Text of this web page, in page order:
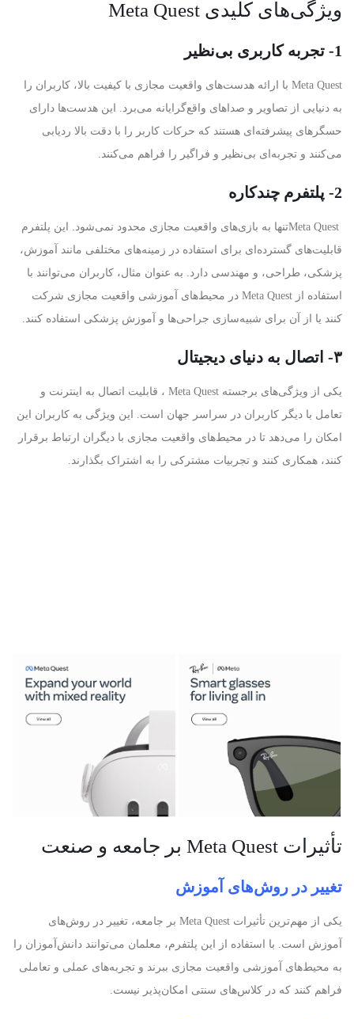
ویژگی‌های کلیدی Meta Quest
1- تجربه کاربری بی‌نظیر
Meta Quest با ارائه هدست‌های واقعیت مجازی با کیفیت بالا، کاربران را
به دنیایی از تصاویر و صداهای واقع‌گرایانه می‌برد. این هدست‌ها دارای
حسگرهای پیشرفته‌ای هستند که حرکات کاربر را با دقت بالا ردیابی
می‌کنند و تجربه‌ای بی‌نظیر و فراگیر را فراهم می‌کنند
2- پلتفرم چندکاره
Meta Questتنها به بازی‌های واقعیت مجازی محدود نمی‌شود. این پلتفرم
قابلیت‌های گسترده‌ای برای استفاده در زمینه‌های مختلفی مانند آموزش،
پزشکی، طراحی، و مهندسی دارد. به عنوان مثال، کاربران می‌توانند با
استفاده از Meta Quest در محیط‌های آموزشی واقعیت مجازی شرکت
کنند یا از آن برای شبیه‌سازی جراحی‌ها و آموزش پزشکی استفاده کنند
۳- اتصال به دنیای دیجیتال
یکی از ویژگی‌های برجسته Meta Quest ، قابلیت اتصال به اینترنت و
تعامل با دیگر کاربران در سراسر جهان است. این ویژگی به کاربران این
امکان را می‌دهد تا در محیط‌های واقعیت مجازی با دیگران ارتباط برقرار
کنند، همکاری کنند و تجربیات مشترکی را به اشتراک بگذارند
تأثیرات Meta Quest بر جامعه و صنعت
تغییر در روش‌های آموزش
یکی از مهم‌ترین تأثیرات Meta Quest بر جامعه، تغییر در روش‌های
آموزش است. با استفاده از این پلتفرم، معلمان می‌توانند دانش‌آموزان را
به محیط‌های آموزشی واقعیت مجازی ببرند و تجربه‌های عملی و تعاملی
فراهم کنند که در کلاس‌های سنتی امکان‌پذیر نیست.